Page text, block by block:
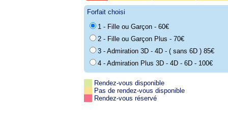
Forfait choisi
1 - Fille ou Garçon - 60€
2 - Fille ou Garçon Plus - 70€
3 - Admiration 3D - 4D - ( sans 6D ) 85€
4 - Admiration Plus 3D - 4D - 6D - 100€
Rendez-vous disponible
Pas de rendez-vous disponible
Rendez-vous réservé